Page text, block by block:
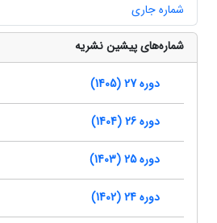
شماره جاری
شماره‌های پیشین نشریه
دوره 27 (1405)
دوره 26 (1404)
دوره 25 (1403)
دوره 24 (1402)